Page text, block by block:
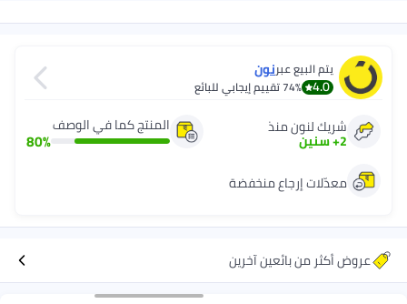
إيجابي للبائع
المنتج كما في الوصف
80 %
منخفضة
آخرين